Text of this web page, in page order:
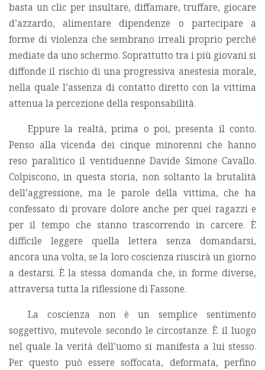
basta un clic per insultare, diffamare, truffare, giocare
d’azzardo, alimentare dipendenze o partecipare a
forme di violenza che sembrano irreali proprio perché
mediate da uno schermo. Soprattutto tra i più giovani si
diffonde il rischio di una progressiva anestesia morale,
nella quale l’assenza di contatto diretto con la vittima
attenua la percezione della responsabilità.
Eppure la realtà, prima o poi, presenta il conto.
Penso alla vicenda dei cinque minorenni che hanno
reso paralitico il ventiduenne Davide Simone Cavallo.
Colpiscono, in questa storia, non soltanto la brutalità
dell’aggressione, ma le parole della vittima, che ha
confessato di provare dolore anche per quei ragazzi e
per il tempo che stanno trascorrendo in carcere. È
difficile leggere quella lettera senza domandarsi,
ancora una volta, se la loro coscienza riuscirà un giorno
a destarsi. È la stessa domanda che, in forme diverse,
attraversa tutta la riflessione di Fassone.
La coscienza non è un semplice sentimento
soggettivo, mutevole secondo le circostanze. È il luogo
nel quale la verità dell’uomo si manifesta a lui stesso.
Per questo può essere soffocata, deformata, perfino